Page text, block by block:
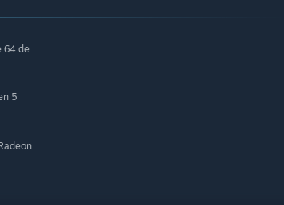
Go over the Top
preparing for offensives from your sector.
but beware – shells don’t discriminate.
claw ground from enemy hands. How many men
64 de
5